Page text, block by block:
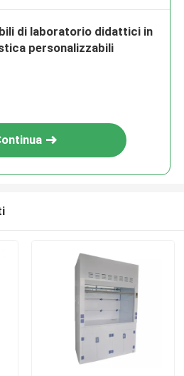
di laboratorio didattici in
personalizzabili